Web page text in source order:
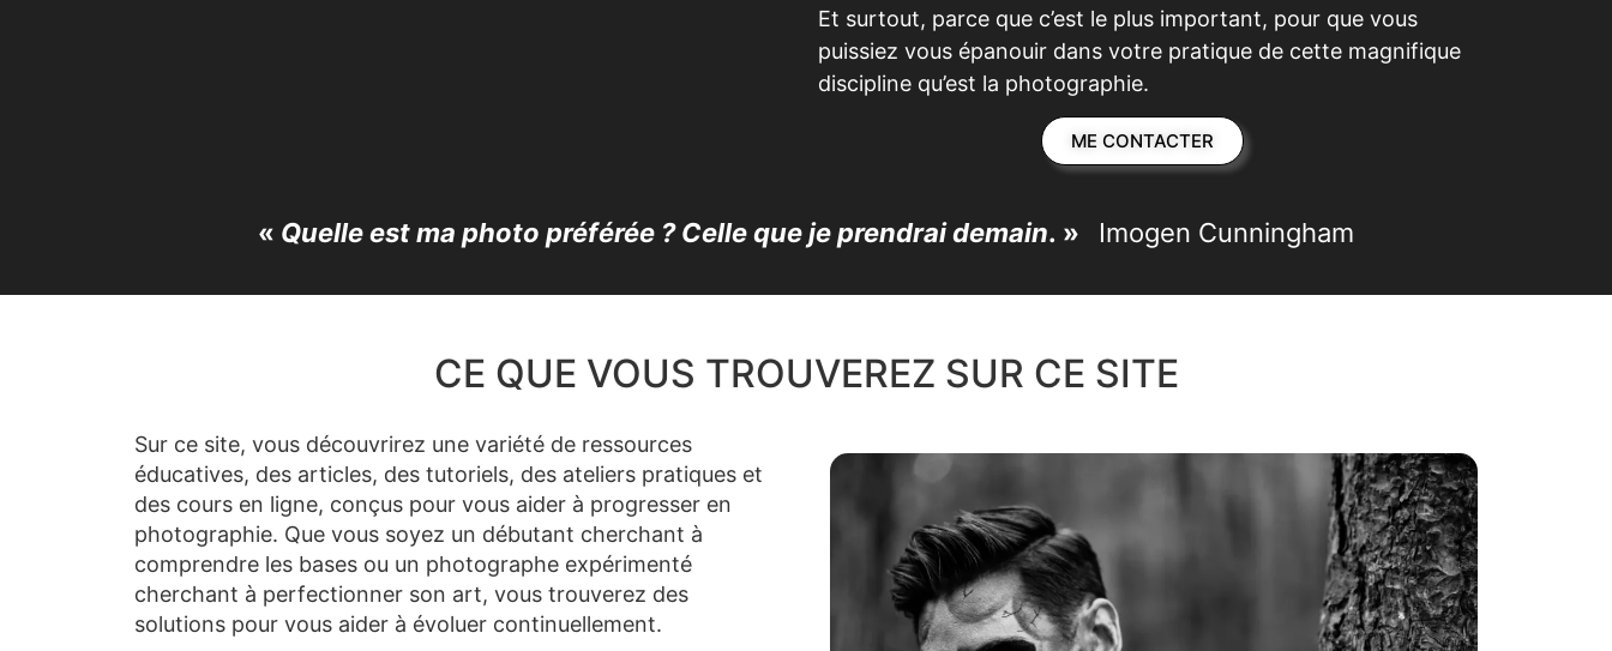
Et surtout, parce que c’est le plus important, pour que vous
puissiez vous épanouir dans votre pratique de cette magnifique
discipline qu’est la photographie.
ME CONTACTER
« Quelle est ma photo préférée ? Celle que je prendrai demain. » Imogen Cunningham
CE QUE VOUS TROUVEREZ SUR CE SITE
Sur ce site, vous découvrirez une variété de ressources
éducatives, des articles, des tutoriels, des ateliers pratiques et
des cours en ligne, conçus pour vous aider à progresser en
photographie. Que vous soyez un débutant cherchant à
comprendre les bases ou un photographe expérimenté
cherchant à perfectionner son art, vous trouverez des
solutions pour vous aider à évoluer continuellement.